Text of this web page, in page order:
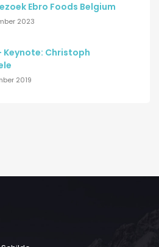
Ebro Foods Belgium
2023
Keynote: Christoph
2019